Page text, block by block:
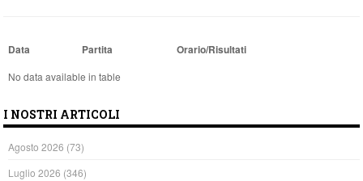
Data Partita Orario/Risultati
No data available in table
I NOSTRI ARTICOLI
Agosto 2026 (73)
Luglio 2026 (346)